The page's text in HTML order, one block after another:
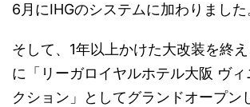
6月にIHGのシステムに加わりました
そして、1年以上かけた大改装を終
に「リーガロイヤルホテル大阪 ヴィ
クション」としてグランドオープン